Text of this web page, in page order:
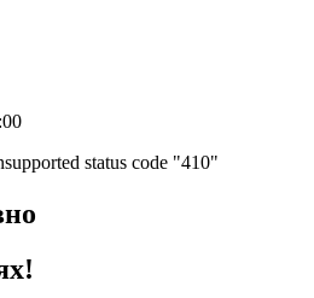
status code "410"